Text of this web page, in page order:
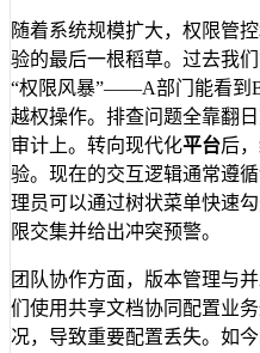
随着系统规模扩大，权限管
验的最后一根稻草。过去我
“权限风暴”——A部门能看到
越权操作。排查问题全靠翻
审计上。转向现代化平台后
验。现在的交互逻辑通常遵
理员可以通过树状菜单快速
限交集并给出冲突预警。
团队协作方面，版本管理与
们使用共享文档协同配置业
况，导致重要配置丢失。如